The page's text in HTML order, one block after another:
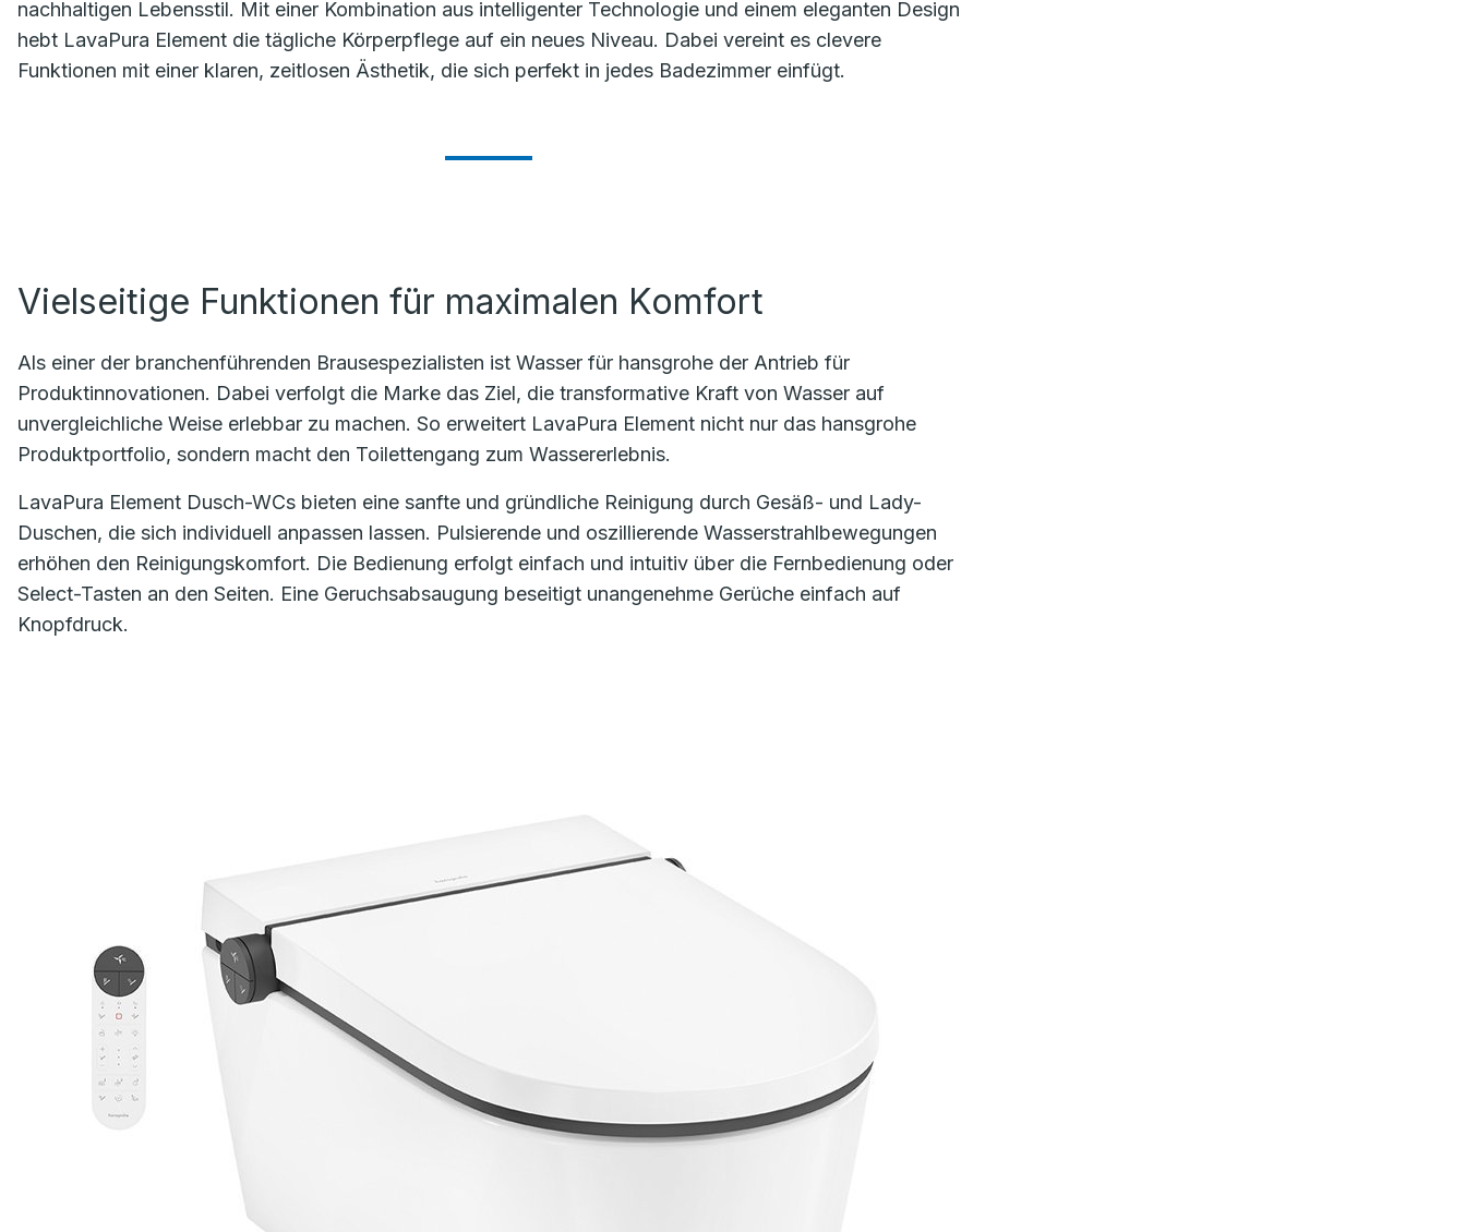
nachhaltigen Lebensstil. Mit einer Kombination aus intelligenter Technologie und einem eleganten Design
hebt LavaPura Element die tägliche Körperpflege auf ein neues Niveau. Dabei vereint es clevere
Funktionen mit einer klaren, zeitlosen Ästhetik, die sich perfekt in jedes Badezimmer einfügt.
Vielseitige Funktionen für maximalen Komfort
Als einer der branchenführenden Brausespezialisten ist Wasser für hansgrohe der Antrieb für
Produktinnovationen. Dabei verfolgt die Marke das Ziel, die transformative Kraft von Wasser auf
unvergleichliche Weise erlebbar zu machen. So erweitert LavaPura Element nicht nur das hansgrohe
Produktportfolio, sondern macht den Toilettengang zum Wassererlebnis.
LavaPura Element Dusch-WCs bieten eine sanfte und gründliche Reinigung durch Gesäß- und Lady-
Duschen, die sich individuell anpassen lassen. Pulsierende und oszillierende Wasserstrahlbewegungen
erhöhen den Reinigungskomfort. Die Bedienung erfolgt einfach und intuitiv über die Fernbedienung oder
Select-Tasten an den Seiten. Eine Geruchsabsaugung beseitigt unangenehme Gerüche einfach auf
Knopfdruck.